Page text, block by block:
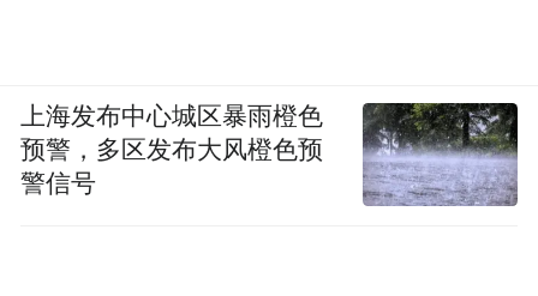
上海发布中心城区暴雨橙色
预警，多区发布大风橙色预
警信号